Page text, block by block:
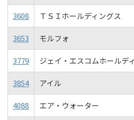
3608 ＴＳＩホールディングス
3653 モルフォ
3779 ジェイ・エスコムホールデ
3854 アイル
4088 エア・ウォーター